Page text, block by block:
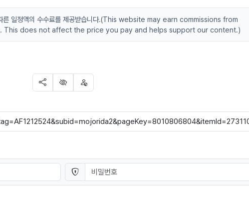
따른 일정액의 수수료를 제공받습니다.(This website may earn commissions from
This does not affect the price you pay and helps support our content.)
SNS 공유
신고 차단
비밀번호 필수